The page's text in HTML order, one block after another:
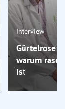
Interview
Gürtelrose:
warum
ist